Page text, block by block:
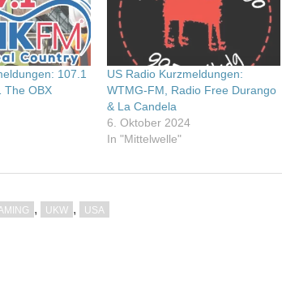
107.1
The OBX
US Radio Kurzmeldungen:
WTMG-FM, Radio Free Durango
& La Candela
6. Oktober 2024
In "Mittelwelle"
, UKW , USA